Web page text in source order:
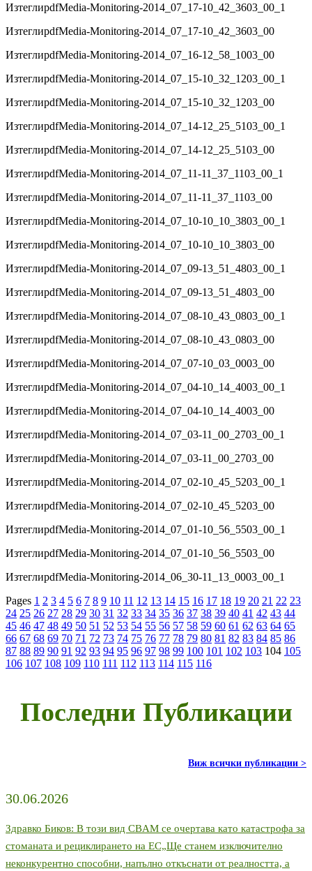
ИзтеглиpdfMedia-Monitoring-2014_07_17-10_42_3603_00_1
ИзтеглиpdfMedia-Monitoring-2014_07_17-10_42_3603_00
ИзтеглиpdfMedia-Monitoring-2014_07_16-12_58_1003_00
ИзтеглиpdfMedia-Monitoring-2014_07_15-10_32_1203_00_1
ИзтеглиpdfMedia-Monitoring-2014_07_15-10_32_1203_00
ИзтеглиpdfMedia-Monitoring-2014_07_14-12_25_5103_00_1
ИзтеглиpdfMedia-Monitoring-2014_07_14-12_25_5103_00
ИзтеглиpdfMedia-Monitoring-2014_07_11-11_37_1103_00_1
ИзтеглиpdfMedia-Monitoring-2014_07_11-11_37_1103_00
ИзтеглиpdfMedia-Monitoring-2014_07_10-10_10_3803_00_1
ИзтеглиpdfMedia-Monitoring-2014_07_10-10_10_3803_00
ИзтеглиpdfMedia-Monitoring-2014_07_09-13_51_4803_00_1
ИзтеглиpdfMedia-Monitoring-2014_07_09-13_51_4803_00
ИзтеглиpdfMedia-Monitoring-2014_07_08-10_43_0803_00_1
ИзтеглиpdfMedia-Monitoring-2014_07_08-10_43_0803_00
ИзтеглиpdfMedia-Monitoring-2014_07_07-10_03_0003_00
ИзтеглиpdfMedia-Monitoring-2014_07_04-10_14_4003_00_1
ИзтеглиpdfMedia-Monitoring-2014_07_04-10_14_4003_00
ИзтеглиpdfMedia-Monitoring-2014_07_03-11_00_2703_00_1
ИзтеглиpdfMedia-Monitoring-2014_07_03-11_00_2703_00
ИзтеглиpdfMedia-Monitoring-2014_07_02-10_45_5203_00_1
ИзтеглиpdfMedia-Monitoring-2014_07_02-10_45_5203_00
ИзтеглиpdfMedia-Monitoring-2014_07_01-10_56_5503_00_1
ИзтеглиpdfMedia-Monitoring-2014_07_01-10_56_5503_00
ИзтеглиpdfMedia-Monitoring-2014_06_30-11_13_0003_00_1
Pages 1 2 3 4 5 6 7 8 9 10 11 12 13 14 15 16 17 18 19 20 21 22 23
24 25 26 27 28 29 30 31 32 33 34 35 36 37 38 39 40 41 42 43 44
45 46 47 48 49 50 51 52 53 54 55 56 57 58 59 60 61 62 63 64 65
66 67 68 69 70 71 72 73 74 75 76 77 78 79 80 81 82 83 84 85 86
87 88 89 90 91 92 93 94 95 96 97 98 99 100 101 102 103 104 105
106 107 108 109 110 111 112 113 114 115 116
Последни Публикации
Виж всички публикации >
30.06.2026
Здравко Биков: В този вид CBAM се очертава като катастрофа за
стоманата и рециклирането на ЕС„Ще станем изключително
неконкурентно способни, напълно откъснати от реалността, а